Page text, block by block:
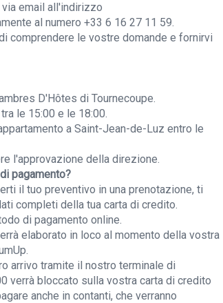
email all'indirizzo
al numero +33 6 16 27 11 59.
comprendere le vostre domande e fornirvi
D'Hôtes di Tournecoupe.
le 15:00 e le 18:00.
a Saint-Jean-de-Luz entro le
l'approvazione della direzione.
pagamento?
il tuo preventivo in una prenotazione, ti
completi della tua carta di credito.
di pagamento online.
elaborato in loco al momento della vostra
arrivo tramite il nostro terminale di
verrà bloccato sulla vostra carta di credito
anche in contanti, che verranno